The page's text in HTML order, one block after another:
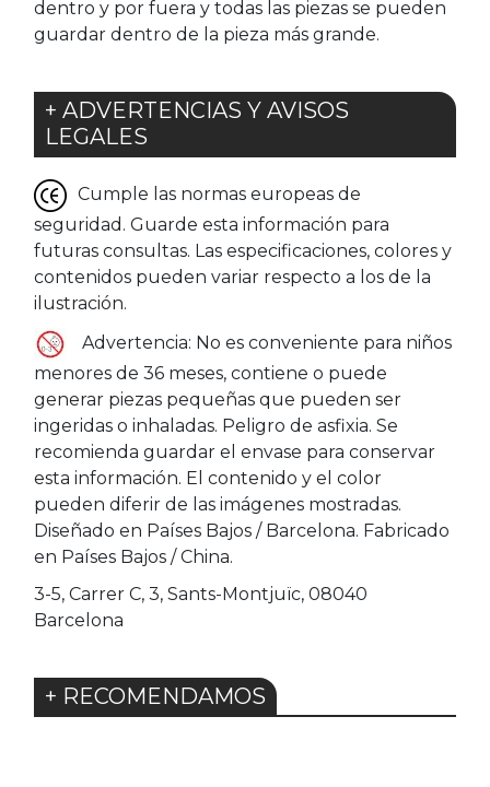
dentro y por fuera y todas las piezas se pueden
guardar dentro de la pieza más grande.
+ ADVERTENCIAS Y AVISOS
LEGALES
Cumple las normas europeas de
seguridad. Guarde esta información para
futuras consultas. Las especificaciones, colores y
contenidos pueden variar respecto a los de la
ilustración.
Advertencia: No es conveniente para niños
menores de 36 meses, contiene o puede
generar piezas pequeñas que pueden ser
ingeridas o inhaladas. Peligro de asfixia. Se
recomienda guardar el envase para conservar
esta información. El contenido y el color
pueden diferir de las imágenes mostradas.
Diseñado en Países Bajos / Barcelona. Fabricado
en Países Bajos / China.
3-5, Carrer C, 3, Sants-Montjuïc, 08040
Barcelona
+ RECOMENDAMOS